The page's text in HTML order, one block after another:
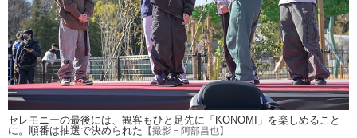
セレモニーの最後には、観客もひと足先に「KONOMI」を楽しめること
に。順番は抽選で決められた 【撮影＝阿部昌也】